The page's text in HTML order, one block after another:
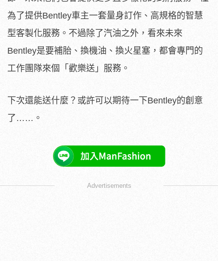
為了提供Bentley車主一套量身訂作、高規格的智慧
型客製化服務。不過除了汽油之外，看來未來
Bentley是要補胎、換機油、換火星塞，都會專門的
工作團隊來個「歡樂送」服務。
下次還能送什麼？或許可以期待一下Bentley的創意
了……。
Advertisements